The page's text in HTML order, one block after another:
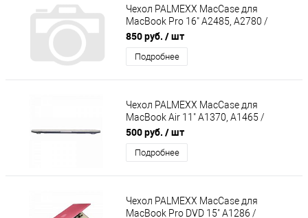
Чехол PALMEXX MacCase для
MacBook Pro 16" A2485, A2780 /
матовый белый
850 руб. / шт
Подробнее
Чехол PALMEXX MacCase для
MacBook Air 11" A1370, A1465 /
глянец прозрачный
500 руб. / шт
Подробнее
Чехол PALMEXX MacCase для
MacBook Pro DVD 15" A1286 /